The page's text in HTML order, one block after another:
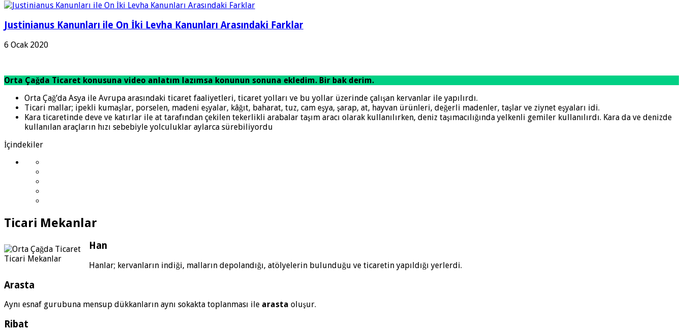
Justinianus Kanunları ile On İki Levha Kanunları Arasındaki Farklar
6 Ocak 2020
Orta Çağda Ticaret konusuna video anlatım lazımsa konunun sonuna ekledim. Bir bak derim.
Orta Çağ’da Asya ile Avrupa arasındaki ticaret faaliyetleri, ticaret yolları ve bu yollar üzerinde çalışan kervanlar ile yapılırdı.
Ticari mallar; ipekli kumaşlar, porselen, madeni eşyalar, kâğıt, baharat, tuz, cam eşya, şarap, at, hayvan ürünleri, değerli madenler, taşlar ve ziynet eşyaları idi.
Kara ticaretinde deve ve katırlar ile at tarafından çekilen tekerlikli arabalar taşım aracı olarak kullanılırken, deniz taşımacılığında yelkenli gemiler kullanılırdı. Kara da ve denizde
kullanılan araçların hızı sebebiyle yolculuklar aylarca sürebiliyordu
İçindekiler
Ticari Mekanlar
Ticari Mekanlar
Han
Hanlar; kervanların indiği, malların depolandığı, atölyelerin bulunduğu ve ticaretin yapıldığı yerlerdi.
Arasta
Aynı esnaf gurubuna mensup dükkanların aynı sokakta toplanması ile arasta oluşur.
Ribat